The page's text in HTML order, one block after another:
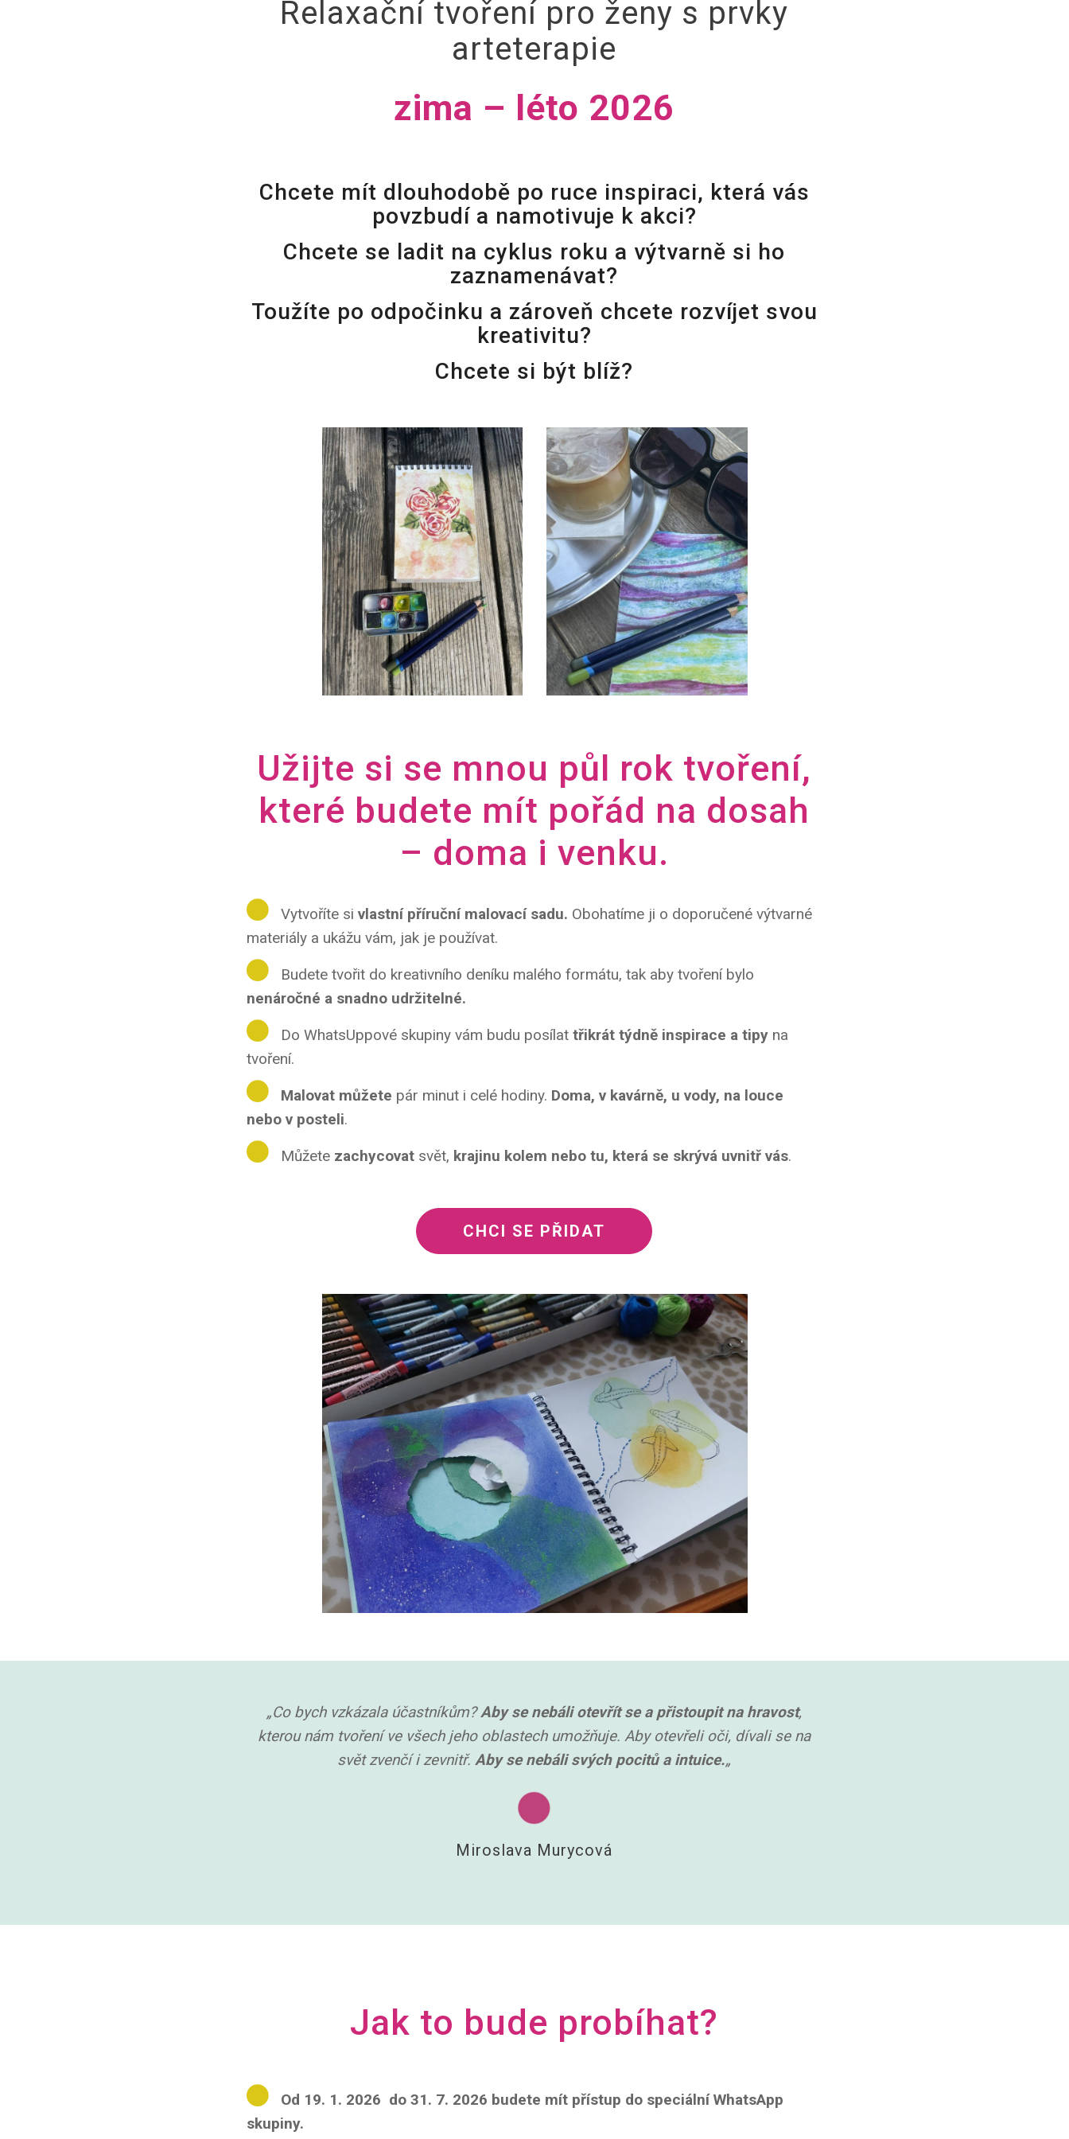
Relaxační tvoření pro ženy s prvky
arteterapie
zima – léto 2026
Chcete mít dlouhodobě po ruce inspiraci, která vás
povzbudí a namotivuje k akci?
Chcete se ladit na cyklus roku a výtvarně si ho
zaznamenávat?
Toužíte po odpočinku a zároveň chcete rozvíjet svou
kreativitu?
Chcete si být blíž?
Užijte si se mnou půl rok tvoření,
které budete mít pořád na dosah
– doma i venku.
Vytvoříte si vlastní příruční malovací sadu. Obohatíme ji o doporučené výtvarné
materiály a ukážu vám, jak je používat.
Budete tvořit do kreativního deníku malého formátu, tak aby tvoření bylo
nenáročné a snadno udržitelné.
Do WhatsUppové skupiny vám budu posílattřikrát týdně inspirace a tipy na
tvoření.
Malovat můžete pár minut i celé hodiny. Doma, v kavárně, u vody, na louce
nebo v posteli.
Můžete zachycovat svět, krajinu kolem nebo tu, která se skrývá uvnitř vás.
CHCI SE PŘIDAT
„Co bych vzkázala účastníkům?Aby se nebáli otevřít se a přistoupit na hravost,
kterou nám tvoření ve všech jeho oblastech umožňuje. Aby otevřeli oči, dívali se na
svět zvenčí i zevnitř.Aby se nebáli svých pocitů a intuice.„
Miroslava Murycová
Jak to bude probíhat?
Od 19. 1. 2026 do 31. 7. 2026 budete mít přístup do speciální WhatsApp
skupiny.